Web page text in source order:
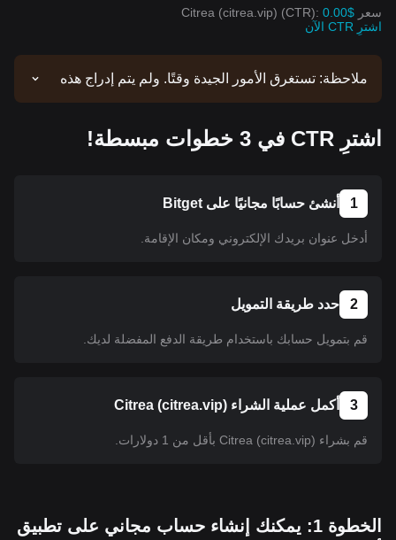
سعر Citrea (citrea.vip) (CTR): 0.00$
اشترِ CTR الآن
ملاحظة: تستغرق الأمور الجيدة وقتًا. ولم يتم إدراج هذه
منصة Bitget، يمكنك اتباع البرنامج التعليمي الخاص بنا
لشرائها. كما ينطبق البرنامج التعليمي نفسه على جميع
اشترِ CTR في 3 خطوات مبسطة!
1 أنشئ حسابًا مجانيًا على Bitget
أدخل عنوان بريدك الإلكتروني ومكان الإقامة.
2 حدد طريقة التمويل
قم بتمويل حسابك باستخدام طريقة الدفع المفضلة لديك.
3 أكمل عملية الشراء Citrea (citrea.vip)
قم بشراء Citrea (citrea.vip) بأقل من 1 دولارات.
الخطوة 1: يمكنك إنشاء حساب مجاني على تطبيق